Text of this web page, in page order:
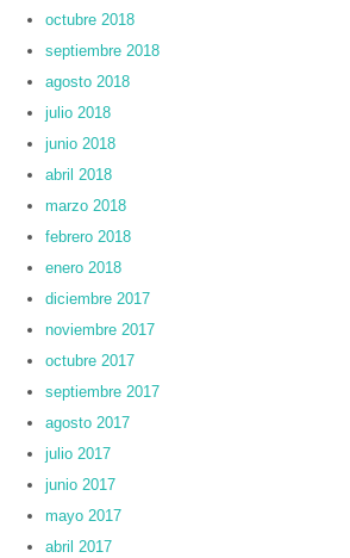
octubre 2018
septiembre 2018
agosto 2018
julio 2018
junio 2018
abril 2018
marzo 2018
febrero 2018
enero 2018
diciembre 2017
noviembre 2017
octubre 2017
septiembre 2017
agosto 2017
julio 2017
junio 2017
mayo 2017
abril 2017